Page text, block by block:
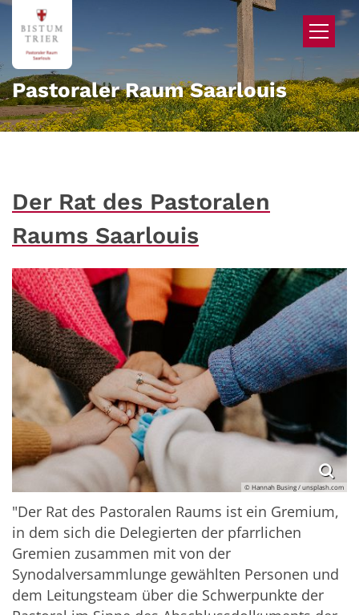
Zum Inhalt springen
Pastoraler Raum Saarlouis
Der Rat des Pastoralen
Raums Saarlouis
© Hannah Busing / unsplash.com
"Der Rat des Pastoralen Raums ist ein Gremium,
in dem sich die Delegierten der pfarrlichen
Gremien zusammen mit von der
Synodalversammlunge gewählten Personen und
dem Leitungsteam über die Schwerpunkte der